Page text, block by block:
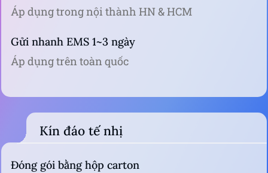
Áp dụng trong nội thành HN & HCM
Gửi nhanh EMS 1~3 ngày
Áp dụng trên toàn quốc
Kín đáo tế nhị
Đóng gói bằng hộp carton